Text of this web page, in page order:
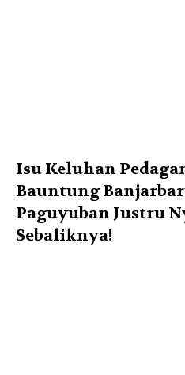
Isu Keluhan
Bauntung
Paguyuban Justru
Sebaliknya!